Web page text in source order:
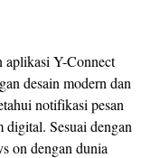
aplikasi Y-Connect
desain modern dan
notifikasi pesan
digital. Sesuai dengan
on dengan dunia